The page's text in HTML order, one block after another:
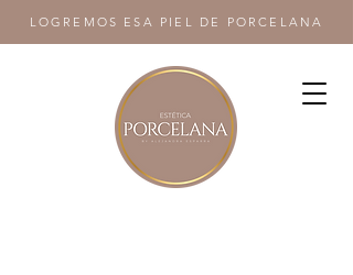
LOGREMOS ESA PIEL DE PORCELANA